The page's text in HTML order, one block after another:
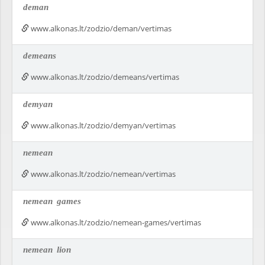
deman
www.alkonas.lt/zodzio/deman/vertimas
demeans
www.alkonas.lt/zodzio/demeans/vertimas
demyan
www.alkonas.lt/zodzio/demyan/vertimas
nemean
www.alkonas.lt/zodzio/nemean/vertimas
nemean games
www.alkonas.lt/zodzio/nemean-games/vertimas
nemean lion